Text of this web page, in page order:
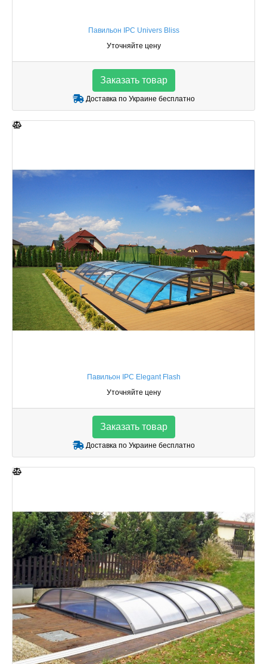
Павильон IPC Univers Bliss
Уточняйте цену
Заказать товар
Доставка по Украине бесплатно
Павильон IPC Elegant Flash
Уточняйте цену
Заказать товар
Доставка по Украине бесплатно